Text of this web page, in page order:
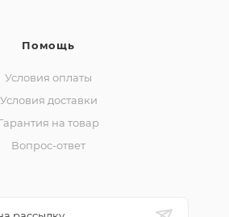
Помощь
Условия оплаты
Условия доставки
на товар
Вопрос-ответ